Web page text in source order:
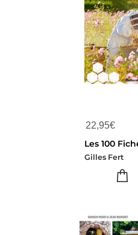
22,95€
Gilles Fert